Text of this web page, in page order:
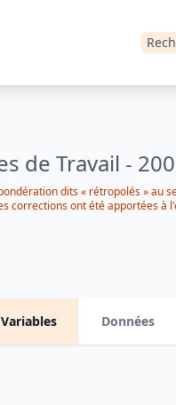
de Travail -
dits « rétropolés » au
corrections ont été apportées à
Variables Données